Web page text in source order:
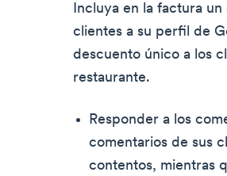
Incluya en la factura
clientes a su perfil de
descuento único a los
restaurante.
Responder a los
comentarios de sus
contentos, mientras